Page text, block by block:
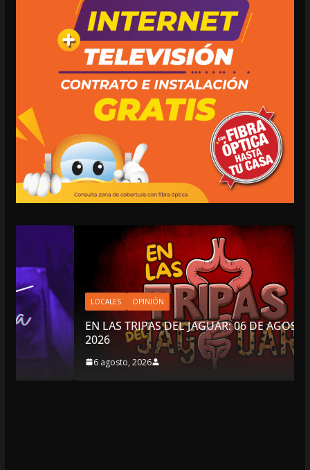
LOCALES OPINIÓN
EN LAS TRIPAS DEL JAGUAR: 06 DE AGOSTO DE
2026
6 agosto, 2026